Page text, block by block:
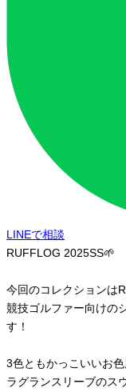
LINEで相談
RUFFLOG 2025SS🌱
今回のコレクションは
競技ゴルファー向けの
す！
3色ともかっこいいお色
ラグランスリーブのス